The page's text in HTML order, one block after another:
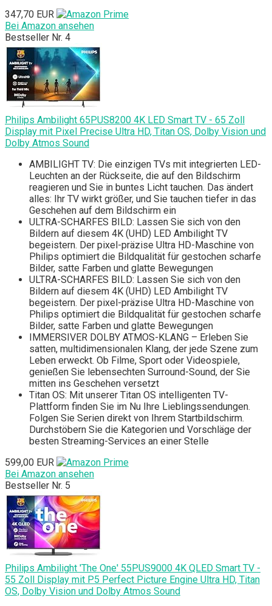
347,70 EUR
Bei Amazon ansehen
Bestseller Nr. 4
Philips Ambilight 65PUS8200 4K LED Smart TV - 65 Zoll
Display mit Pixel Precise Ultra HD, Titan OS, Dolby Vision und
Dolby Atmos Sound
AMBILIGHT TV: Die einzigen TVs mit integrierten LED-
Leuchten an der Rückseite, die auf den Bildschirm
reagieren und Sie in buntes Licht tauchen. Das ändert
alles: Ihr TV wirkt größer, und Sie tauchen tiefer in das
Geschehen auf dem Bildschirm ein
ULTRA-SCHARFES BILD: Lassen Sie sich von den
Bildern auf diesem 4K (UHD) LED Ambilight TV
begeistern. Der pixel-präzise Ultra HD-Maschine von
Philips optimiert die Bildqualität für gestochen scharfe
Bilder, satte Farben und glatte Bewegungen
ULTRA-SCHARFES BILD: Lassen Sie sich von den
Bildern auf diesem 4K (UHD) LED Ambilight TV
begeistern. Der pixel-präzise Ultra HD-Maschine von
Philips optimiert die Bildqualität für gestochen scharfe
Bilder, satte Farben und glatte Bewegungen
IMMERSIVER DOLBY ATMOS-KLANG – Erleben Sie
satten, multidimensionalen Klang, der jede Szene zum
Leben erweckt. Ob Filme, Sport oder Videospiele,
genießen Sie lebensechten Surround-Sound, der Sie
mitten ins Geschehen versetzt
Titan OS: Mit unserer Titan OS intelligenten TV-
Plattform finden Sie im Nu Ihre Lieblingssendungen.
Folgen Sie Serien direkt von Ihrem Startbildschirm.
Durchstöbern Sie die Kategorien und Vorschläge der
besten Streaming-Services an einer Stelle
599,00 EUR
Bei Amazon ansehen
Bestseller Nr. 5
Philips Ambilight 'The One' 55PUS9000 4K QLED Smart TV -
55 Zoll Display mit P5 Perfect Picture Engine Ultra HD, Titan
OS, Dolby Vision und Dolby Atmos Sound